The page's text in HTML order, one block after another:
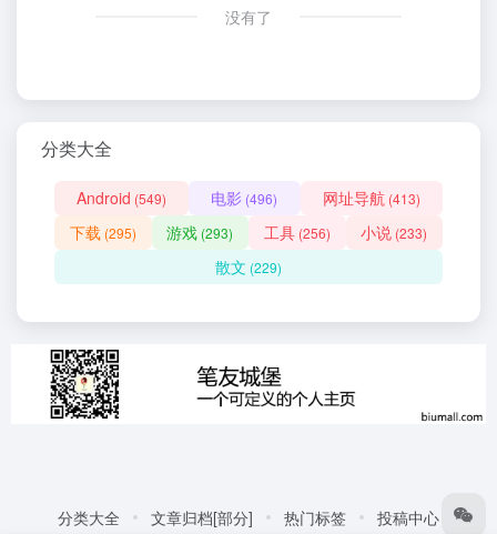
没有了
分类大全
Android (549) 电影 (496) 网址导航 (413)
下载 (295) 游戏 (293) 工具(256) 小说 (233)
散文 (229)
分类大全 文章归档[部分] 热门标签 投稿中心